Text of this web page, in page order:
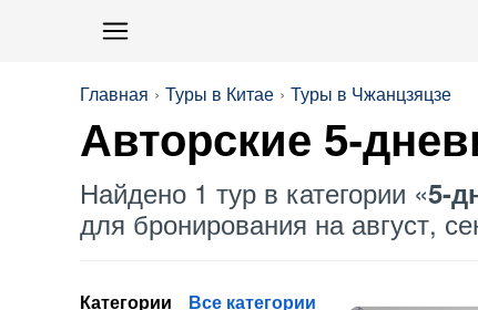
Главная Туры в Китае Туры в Чжанцзяцзе
Авторские 5-
Найдено 1 тур в категории «5-
для бронирования на август,
Категории Все категории